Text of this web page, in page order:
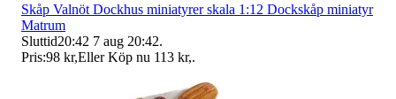
Skåp Valnöt Dockhus miniatyrer skala 1:12 Dockskåp miniatyr
Matrum
Sluttid20:42 7 aug 20:42.
Pris:98 kr,Eller Köp nu 113 kr,.